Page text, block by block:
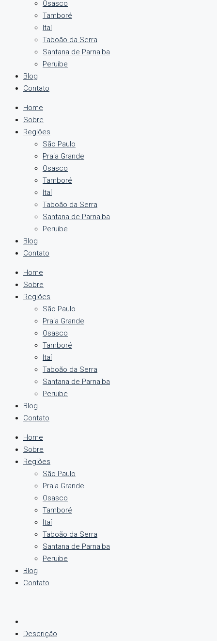
Osasco
Tamboré
Itaí
Taboão da Serra
Santana de Parnaiba
Peruibe
Blog
Contato
Home
Sobre
Regiões
São Paulo
Praia Grande
Osasco
Tamboré
Itaí
Taboão da Serra
Santana de Parnaiba
Peruibe
Blog
Contato
Home
Sobre
Regiões
São Paulo
Praia Grande
Osasco
Tamboré
Itaí
Taboão da Serra
Santana de Parnaiba
Peruibe
Blog
Contato
Home
Sobre
Regiões
São Paulo
Praia Grande
Osasco
Tamboré
Itaí
Taboão da Serra
Santana de Parnaiba
Peruibe
Blog
Contato
Descrição